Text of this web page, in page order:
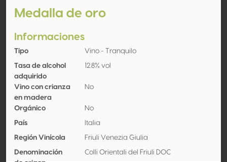
Medalla de oro
Informaciones
Tipo Vino - Tranquilo
Tasa de alcohol
adquirido
12.8% vol
Vino con crianza
en madera
No
Orgánico No
País Italia
Región Vinícola Friuli Venezia Giulia
Denominación
Colli Orientali del Friuli DOC